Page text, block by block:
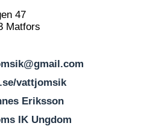
47
Matfors
vattjomsik
Eriksson
IK Ungdom